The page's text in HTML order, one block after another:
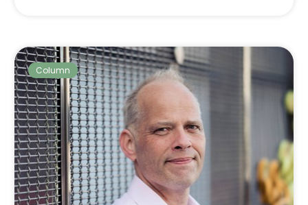
Column